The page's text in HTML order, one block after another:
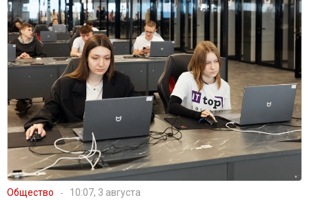
Общество 10:07, 3 августа